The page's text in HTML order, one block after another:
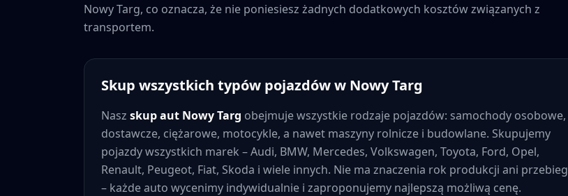
Nowy Targ, co oznacza, że nie poniesiesz żadnych dodatkowych kosztów związanych z
transportem.
Skup wszystkich typów pojazdów w Nowy Targ
Nasz skup aut Nowy Targ obejmuje wszystkie rodzaje pojazdów: samochody osobowe,
dostawcze, ciężarowe, motocykle, a nawet maszyny rolnicze i budowlane. Skupujemy
pojazdy wszystkich marek – Audi, BMW, Mercedes, Volkswagen, Toyota, Ford, Opel,
Renault, Peugeot, Fiat, Skoda i wiele innych. Nie ma znaczenia rok produkcji ani przebieg
– każde auto wycenimy indywidualnie i zaproponujemy najlepszą możliwą cenę.